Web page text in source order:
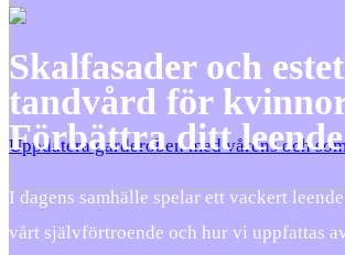
Uppdatera garderoben med vårens och
Skalfasader och
tandvård för
Förbättra ditt leende
I dagens samhälle spelar ett vackert
vårt självförtroende och hur vi uppfattas